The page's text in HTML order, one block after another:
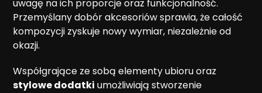
uwagę na ich proporcje oraz funkcjonalność.
Przemyślany dobór akcesoriów sprawia, że całość
kompozycji zyskuje nowy wymiar, niezależnie od
okazji.
Współgrające ze sobą elementy ubioru oraz
stylowe dodatki umożliwiają stworzenie